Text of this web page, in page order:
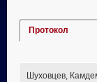
Протокол
Шуховцев,